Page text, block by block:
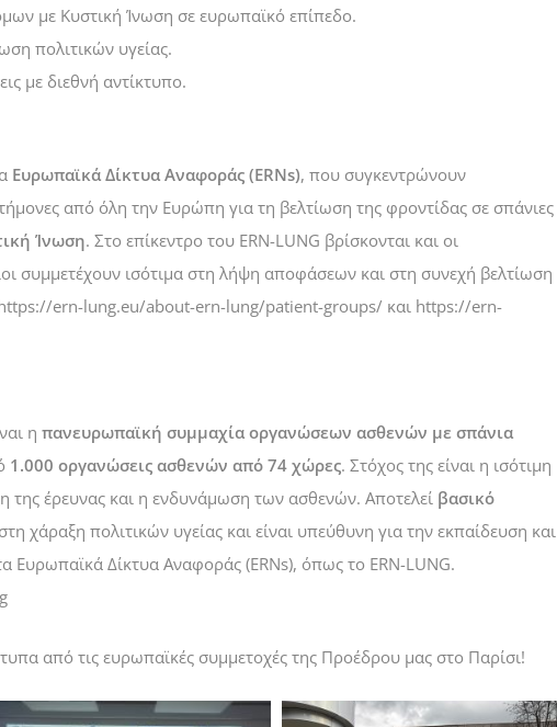
με Κυστική Ίνωση σε ευρωπαϊκό επίπεδο.
πολιτικών υγείας.
με διεθνή αντίκτυπο.
Ευρωπαϊκά Δίκτυα Αναφοράς (ERNs), που συγκεντρώνουν
από όλη την Ευρώπη για τη βελτίωση της φροντίδας σε σπάνιες
Ίνωση. Στο επίκεντρο του ERN-LUNG βρίσκονται και οι
συμμετέχουν ισότιμα στη λήψη αποφάσεων και στη συνεχή βελτίωση
ern-lung.eu/about-ern-lung/patient-groups/ και https://ern-
η πανευρωπαϊκή συμμαχία οργανώσεων ασθενών με σπάνια
1.000 οργανώσεις ασθενών από 74 χώρες. Στόχος της είναι η ισότιμη
έρευνας και η ενδυνάμωση των ασθενών. Αποτελεί βασικό
στη χάραξη πολιτικών υγείας και είναι υπεύθυνη για την εκπαίδευση και
Δίκτυα Αναφοράς (ERNs), όπως το ERN-LUNG.
από τις ευρωπαϊκές συμμετοχές της Προέδρου μας στο Παρίσι!